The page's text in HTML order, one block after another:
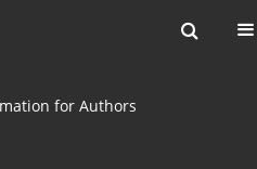
for Authors